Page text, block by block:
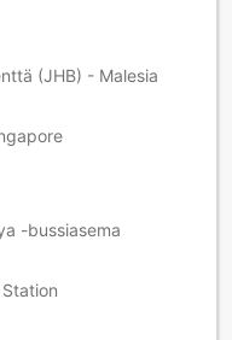
(JHB) - Malesia
-bussiasema